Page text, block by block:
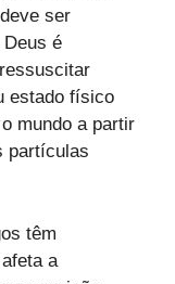
ser
é
estado físico
mundo a partir
partículas
têm
a